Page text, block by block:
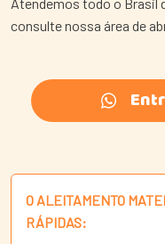
consulte nossa área de
O ALEITAMENTO
RÁPIDAS: